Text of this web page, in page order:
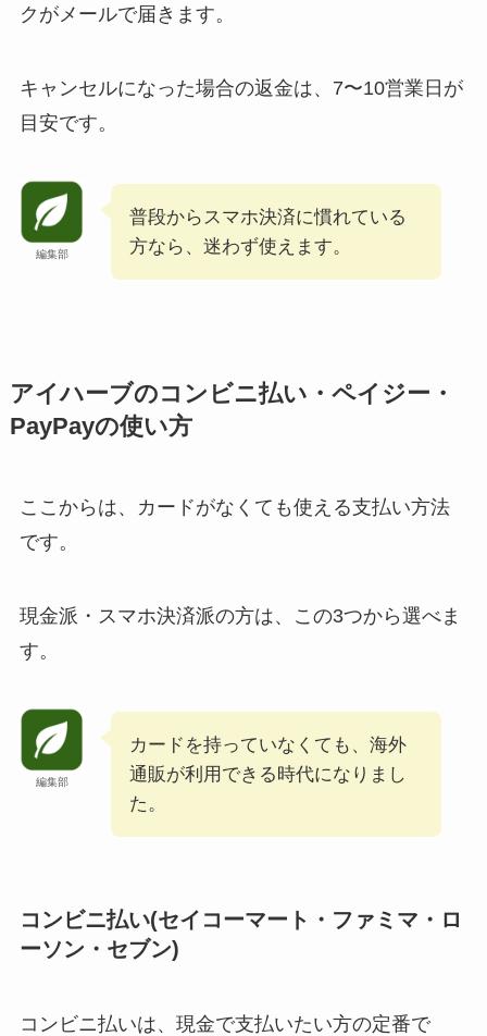
クがメールで届きます。
キャンセルになった場合の返金は、7〜10営業日が
目安です。
編集部
普段からスマホ決済に慣れている
方なら、迷わず使えます。
アイハーブのコンビニ払い・ペイジー・
PayPayの使い方
ここからは、カードがなくても使える支払い方法
です。
現金派・スマホ決済派の方は、この3つから選べま
す。
編集部
カードを持っていなくても、海外
通販が利用できる時代になりまし
た。
コンビニ払い(セイコーマート・ファミマ・ロ
ーソン・セブン)
コンビニ払いは、現金で支払いたい方の定番で